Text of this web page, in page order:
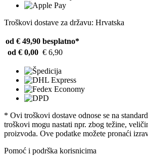
Troškovi dostave za državu: Hrvatska
od € 49,90 besplatno*
od € 0,00 € 6,90
* Ovi troškovi dostave odnose se na
troškovi mogu nastati npr. zbog težine,
proizvoda. Ove podatke možete pronaći
Pomoć i podrška korisnicima